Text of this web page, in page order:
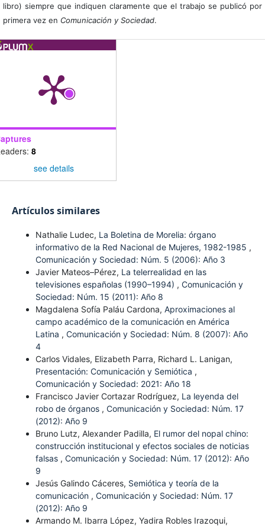
libro) siempre que indiquen claramente que el trabajo se publicó por
primera vez en Comunicación y Sociedad.
8
see details
Artículos similares
Nathalie Ludec, La Boletina de Morelia: órgano
informativo de la Red Nacional de Mujeres, 1982-1985 ,
Comunicación y Sociedad: Núm. 5 (2006): Año 3
Javier Mateos–Pérez, La telerrealidad en las
televisiones españolas (1990–1994) , Comunicación y
Sociedad: Núm. 15 (2011): Año 8
Magdalena Sofía Paláu Cardona, Aproximaciones al
campo académico de la comunicación en América
Latina , Comunicación y Sociedad: Núm. 8 (2007): Año
4
Carlos Vidales, Elizabeth Parra, Richard L. Lanigan,
Presentación: Comunicación y Semiótica ,
Comunicación y Sociedad: 2021: Año 18
Francisco Javier Cortazar Rodríguez, La leyenda del
robo de órganos , Comunicación y Sociedad: Núm. 17
(2012): Año 9
Bruno Lutz, Alexander Padilla, El rumor del nopal chino:
construcción institucional y efectos sociales de noticias
falsas , Comunicación y Sociedad: Núm. 17 (2012): Año
9
Jesús Galindo Cáceres, Semiótica y teoría de la
comunicación , Comunicación y Sociedad: Núm. 17
(2012): Año 9
Armando M. Ibarra López, Yadira Robles Irazoqui,